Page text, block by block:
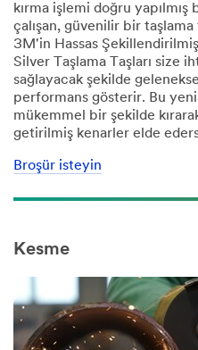
kırma işlemi doğru
çalışan, güvenilir bir taşlama
3M'in Hassas
Silver Taşlama Taşları size
sağlayacak şekilde
performans gösterir. Bu
mükemmel bir şekilde
getirilmiş kenarler elde
Broşür isteyin
Kesme